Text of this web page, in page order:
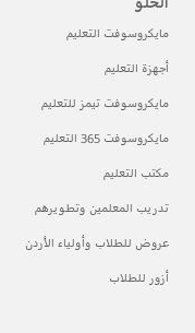
مايكروسوفت التعليم
أجهزة التعليم
مايكروسوفت تيمز للتعليم
مايكروسوفت 365 التعليم
مكتب التعليم
تدريب المعلمين وتطويرهم
عروض للطلاب وأولياء الأردن
أزور للطلاب